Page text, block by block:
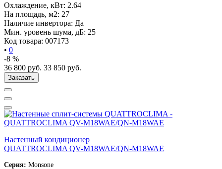
Охлаждение, кВт: 2.64
На площадь, м2: 27
Наличие инвертора: Да
Мин. уровень шума, дБ: 25
Код товара: 007173
• 0
-8 %
36 800 руб. 33 850 руб.
Заказать
Настенный кондиционер
QUATTROCLIMA QV-M18WAE/QN-M18WAE
Серия: Monsone